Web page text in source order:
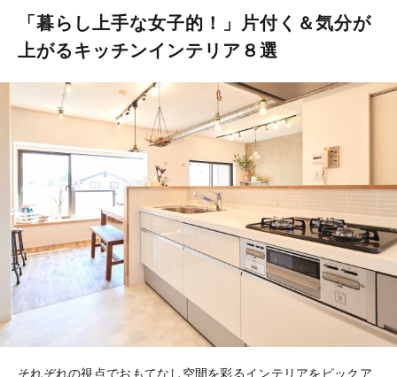
「暮らし上手な女子的！」片付く＆気分が
上がるキッチンインテリア８選
それぞれの視点でおもてなし空間を彩るインテリアをピックア